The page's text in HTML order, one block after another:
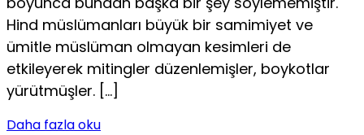
Hind müslümanları büyük bir samimiyet ve
ümitle müslüman olmayan kesimleri de
etkileyerek mitingler düzenlemişler, boykotlar
yürütmüşler. […]
Daha fazla oku